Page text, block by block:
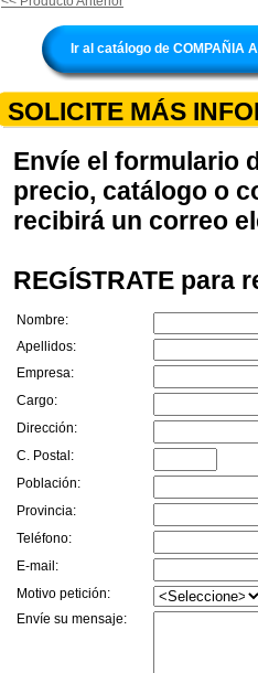
Ir al catálogo de COMPAÑIA
SOLICITE MÁS
Envíe el formulario
precio, catálogo o
recibirá un correo
REGÍSTRATE para
Nombre:
Apellidos:
Empresa:
Cargo:
Dirección:
C. Postal:
Población:
Provincia:
Teléfono:
E-mail:
Motivo petición:
Envíe su mensaje: